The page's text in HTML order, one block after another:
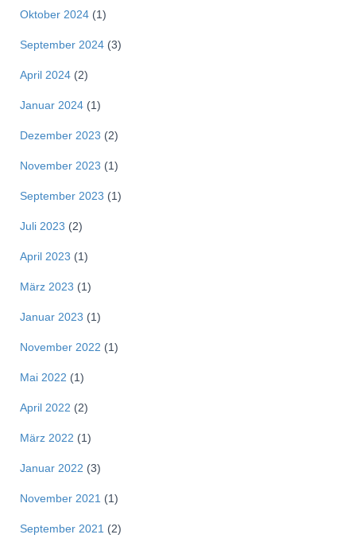
Oktober 2024 (1)
September 2024 (3)
April 2024 (2)
Januar 2024 (1)
Dezember 2023 (2)
November 2023 (1)
September 2023 (1)
Juli 2023 (2)
April 2023 (1)
März 2023 (1)
Januar 2023 (1)
November 2022 (1)
Mai 2022 (1)
April 2022 (2)
März 2022 (1)
Januar 2022 (3)
November 2021 (1)
September 2021 (2)